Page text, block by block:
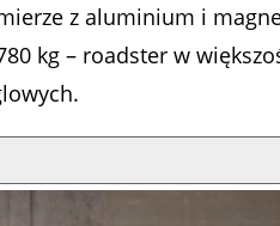
z aluminium i
kg – roadster w